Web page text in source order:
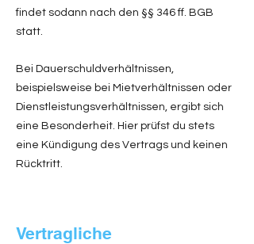
findet sodann nach den §§ 346 ff. BGB
statt.
Bei Dauerschuldverhältnissen,
beispielsweise bei Mietverhältnissen oder
Dienstleistungsverhältnissen, ergibt sich
eine Besonderheit. Hier prüfst du stets
eine Kündigung des Vertrags und keinen
Rücktritt.
Vertragliche